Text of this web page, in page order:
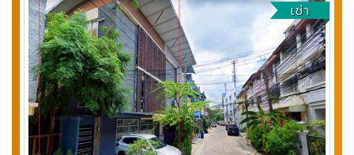
เช่า